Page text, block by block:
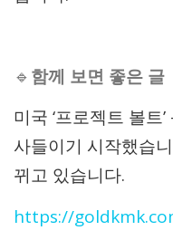
🔹함께 보면 좋은 글
미국 ‘프로젝트 볼
사들이기 시작했습
뀌고 있습니다.
https://